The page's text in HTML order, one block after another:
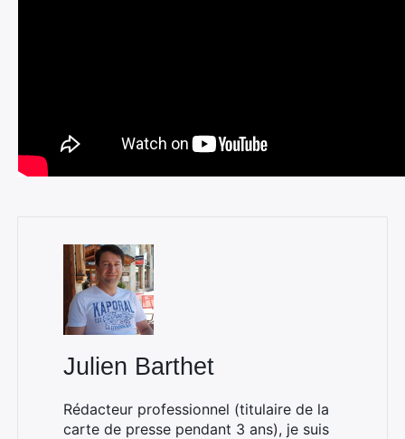
Julien Barthet
Rédacteur professionnel (titulaire de la
carte de presse pendant 3 ans), je suis